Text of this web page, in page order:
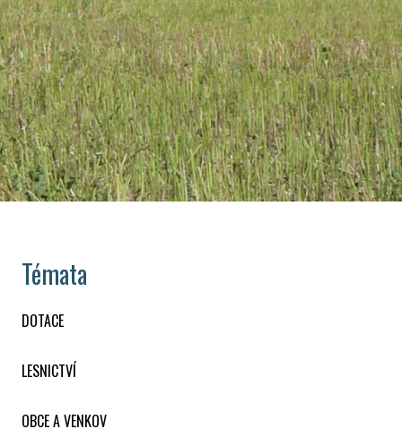
Témata
DOTACE
LESNICTVÍ
OBCE A VENKOV